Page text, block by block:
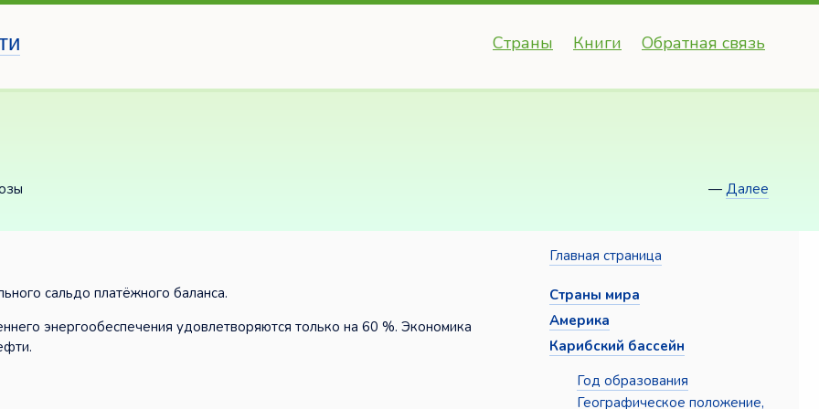
Страны Книги Обратная связь
— Далее
сальдо платёжного баланса.
энергообеспечения удовлетворяются только на 60 %. Экономика
Главная страница
Страны мира
Америка
Карибский бассейн
Год образования
Географическое положение,